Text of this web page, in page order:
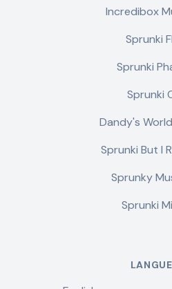
Incredibox
Sprunki
Sprunki
Sprunki
Dandy's
Sprunki But I
Sprunky
Sprunki